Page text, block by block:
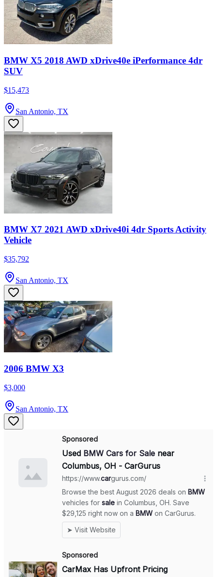
BMW X5 2018 AWD xDrive40e iPerformance 4dr
SUV
$15,473
San Antonio, TX
BMW X7 2021 AWD xDrive40i 4dr Sports Activity
Vehicle
$35,792
San Antonio, TX
2006 BMW X3
$3,000
San Antonio, TX